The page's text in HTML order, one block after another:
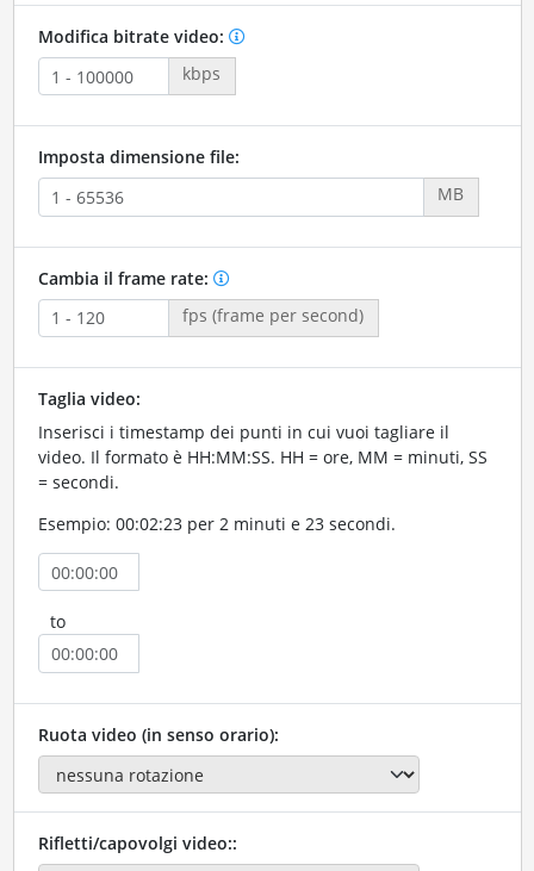
Modifica bitrate video:
kbps
Imposta dimensione file:
MB
Cambia il frame rate:
fps (frame per second)
Taglia video:
Inserisci i timestamp dei punti in cui vuoi tagliare il
video. Il formato è HH:MM:SS. HH = ore, MM = minuti, SS
= secondi.
Esempio: 00:02:23 per 2 minuti e 23 secondi.
to
Ruota video (in senso orario):
Rifletti/capovolgi video::